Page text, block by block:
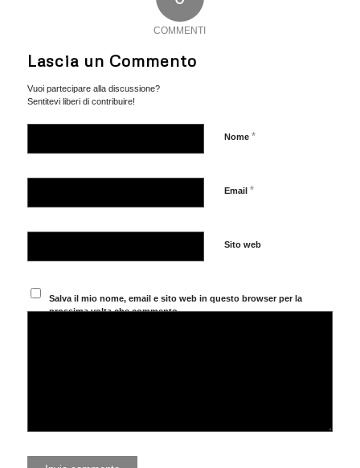
COMMENTI
Lascia un Commento
Vuoi partecipare alla discussione?
Sentitevi liberi di contribuire!
Nome *
Email *
Sito web
Salva il mio nome, email e sito web in questo browser per la
prossima volta che commento.